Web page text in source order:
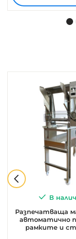
В
Разпечатваща
автоматично
рамките и